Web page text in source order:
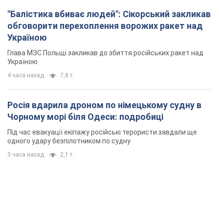
"Балістика вбиває людей": Сікорський закликав
обговорити перехоплення ворожих ракет над
Україною
Глава МЗС Польщі закликав до збиття російських ракет над
Україною
4 часа назад 7,8 т.
Росія вдарила дроном по німецькому судну в
Чорному морі біля Одеси: подробиці
Під час евакуації екіпажу російські терористи завдали ще
одного удару безпілотником по судну
3 часа назад 2,1 т.